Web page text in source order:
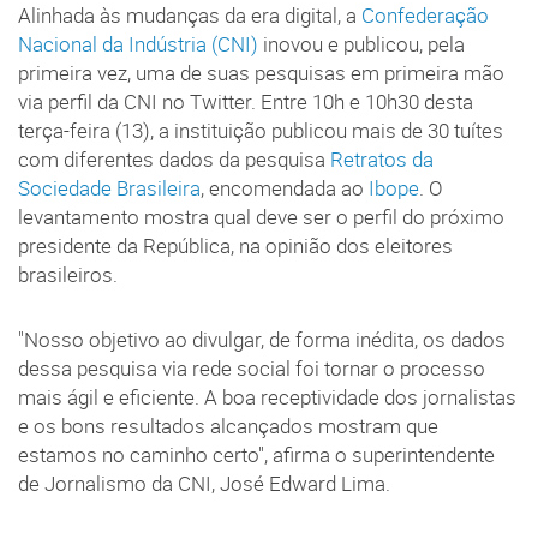
Alinhada às mudanças da era digital, a Confederação
Nacional da Indústria (CNI) inovou e publicou, pela
primeira vez, uma de suas pesquisas em primeira mão
via perfil da CNI no Twitter. Entre 10h e 10h30 desta
terça-feira (13), a instituição publicou mais de 30 tuítes
com diferentes dados da pesquisa Retratos da
Sociedade Brasileira, encomendada ao Ibope. O
levantamento mostra qual deve ser o perfil do próximo
presidente da República, na opinião dos eleitores
brasileiros.
"Nosso objetivo ao divulgar, de forma inédita, os dados
dessa pesquisa via rede social foi tornar o processo
mais ágil e eficiente. A boa receptividade dos jornalistas
e os bons resultados alcançados mostram que
estamos no caminho certo", afirma o superintendente
de Jornalismo da CNI, José Edward Lima.